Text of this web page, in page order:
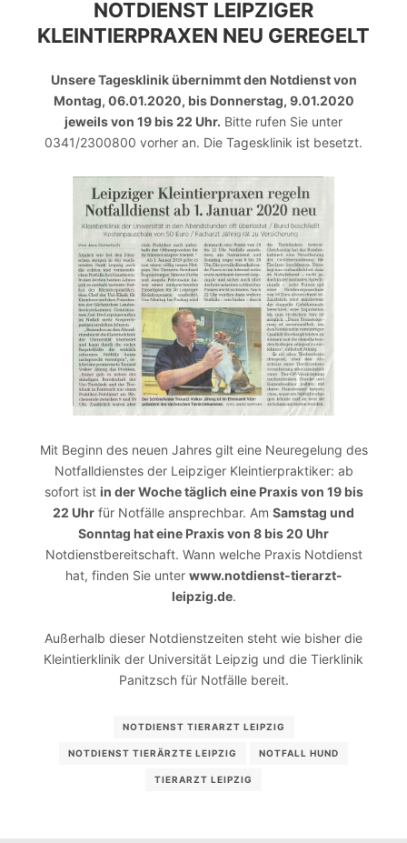
NOTDIENST LEIPZIGER
KLEINTIERPRAXEN NEU GEREGELT
Unsere Tagesklinik übernimmt den Notdienst von
Montag, 06.01.2020, bis Donnerstag, 9.01.2020
jeweils von 19 bis 22 Uhr. Bitte rufen Sie unter
0341/2300800 vorher an. Die Tagesklinik ist besetzt.
Mit Beginn des neuen Jahres gilt eine Neuregelung des
Notfalldienstes der Leipziger Kleintierpraktiker: ab
sofort ist in der Woche täglich eine Praxis von 19 bis
22 Uhr für Notfälle ansprechbar. Am Samstag und
Sonntag hat eine Praxis von 8 bis 20 Uhr
Notdienstbereitschaft. Wann welche Praxis Notdienst
hat, finden Sie unter www.notdienst-tierarzt-
leipzig.de.
Außerhalb dieser Notdienstzeiten steht wie bisher die
Kleintierklinik der Universität Leipzig und die Tierklinik
Panitzsch für Notfälle bereit.
NOTDIENST TIERARZT LEIPZIG
NOTDIENST TIERÄRZTE LEIPZIG NOTFALL HUND
TIERARZT LEIPZIG